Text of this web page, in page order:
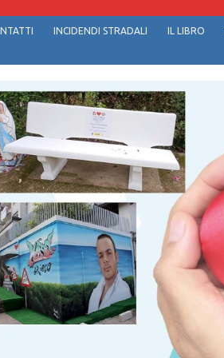
INCIDENDI STRADALI IL LIBRO